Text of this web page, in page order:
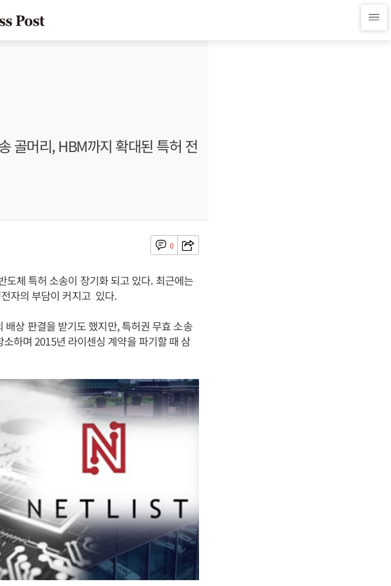
골머리, HBM까지 확대된 특허 전
0
체 특허 소송이 장기화 되고 있다. 최근에는
자의 부담이 커지고 있다.
상 판결을 받기도 했지만, 특허권 무효 소송
하며 2015년 라이센싱 계약을 파기할 때 삼